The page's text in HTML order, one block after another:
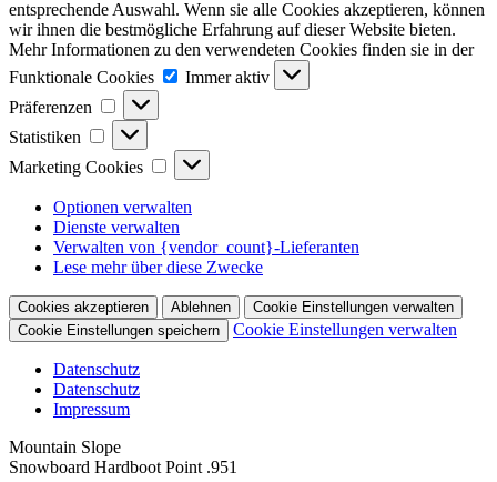
entsprechende Auswahl. Wenn sie alle Cookies akzeptieren, können
wir ihnen die bestmögliche Erfahrung auf dieser Website bieten.
Mehr Informationen zu den verwendeten Cookies finden sie in der
Funktionale Cookies
Funktionale
Cookies
Immer aktiv
Präferenzen
Präferenzen
Statistiken Statistiken
Marketing Cookies
Marketing
Cookies
Optionen verwalten
Dienste verwalten
Verwalten von {vendor_count}-Lieferanten
Lese mehr über diese Zwecke
Cookies akzeptieren Ablehnen
Cookie Einstellungen verwalten
Cookie Einstellungen speichern
Cookie Einstellungen verwalten
Datenschutz
Datenschutz
Impressum
Zum
Inhalt
Mountain Slope
Snowboard Hardboot Point .951